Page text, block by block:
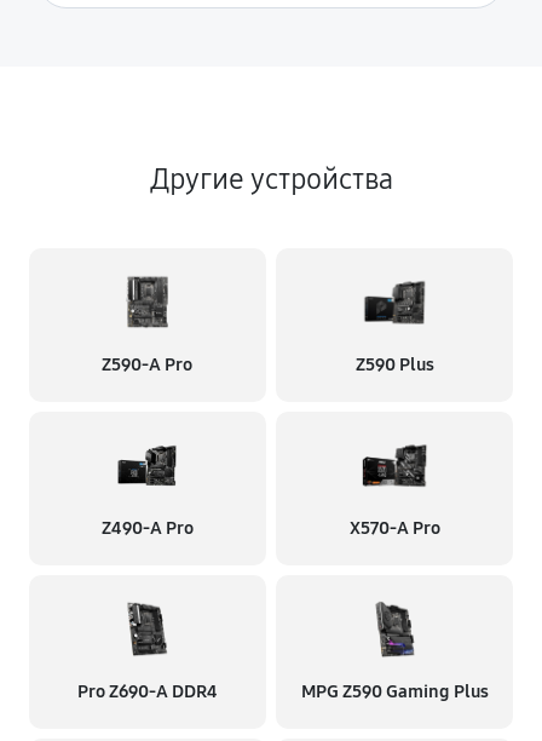
Другие устройства
Z590-A Pro Z590 Plus
Z490-A Pro X570-A Pro
Pro Z690-A DDR4 MPG Z590 Gaming Plus